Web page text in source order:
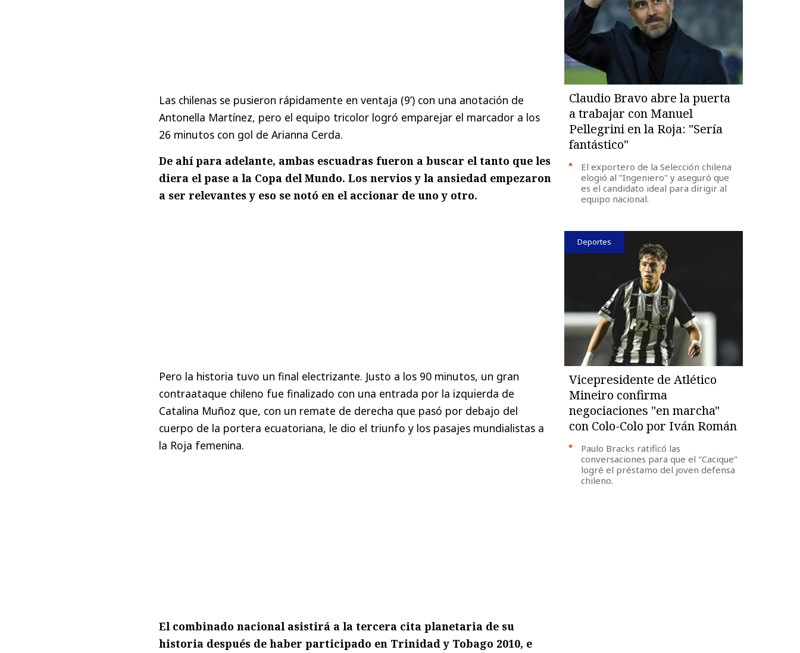
Las chilenas se pusieron rápidamente en ventaja (9’) con una anotación de
Antonella Martínez, pero el equipo tricolor logró emparejar el marcador a los
26 minutos con gol de Arianna Cerda.
De ahí para adelante, ambas escuadras fueron a buscar el tanto que les
diera el pase a la Copa del Mundo. Los nervios y la ansiedad empezaron
a ser relevantes y eso se notó en el accionar de uno y otro.
Pero la historia tuvo un final electrizante. Justo a los 90 minutos, un gran
contraataque chileno fue finalizado con una entrada por la izquierda de
Catalina Muñoz que, con un remate de derecha que pasó por debajo del
cuerpo de la portera ecuatoriana, le dio el triunfo y los pasajes mundialistas a
la Roja femenina.
El combinado nacional asistirá a la tercera cita planetaria de su
historia después de haber participado en Trinidad y Tobago 2010, e
Claudio Bravo abre la puerta
a trabajar con Manuel
Pellegrini en la Roja: "Sería
fantástico"
El exportero de la Selección chilena
elogió al "Ingeniero" y aseguró que
es el candidato ideal para dirigir al
equipo nacional.
Deportes
Vicepresidente de Atlético
Mineiro confirma
negociaciones "en marcha"
con Colo-Colo por Iván Román
Paulo Bracks ratificó las
conversaciones para que el "Cacique"
logré el préstamo del joven defensa
chileno.